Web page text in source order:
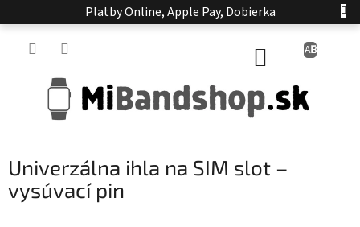
na
Platby Online, Apple Pay, Dobierka
NÁKUPNÝ
Univerzálna ihla na SIM slot –
vysúvací pin